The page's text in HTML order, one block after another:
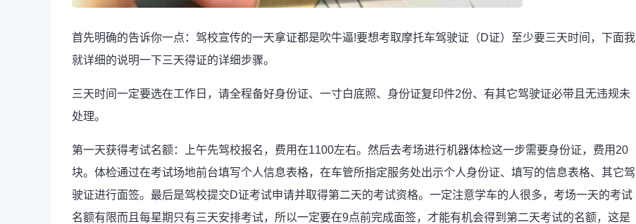
首先明确的告诉你一点：驾校宣传的一天拿证都是吹牛逼!要想考取摩托车驾驶证（D证）至少要三天时间，下面我
就详细的说明一下三天得证的详细步骤。
三天时间一定要选在工作日，请全程备好身份证、一寸白底照、身份证复印件2份、有其它驾驶证必带且无违规未
处理。
第一天获得考试名额：上午先驾校报名，费用在1100左右。然后去考场进行机器体检这一步需要身份证，费用20
块。体检通过在考试场地前台填写个人信息表格，在车管所指定服务处出示个人身份证、填写的信息表格、其它驾
驶证进行面签。最后是驾校提交D证考试申请并取得第二天的考试资格。一定注意学车的人很多，考场一天的考试
名额有限而且每星期只有三天安排考试，所以一定要在9点前完成面签，才能有机会得到第二天考试的名额，这是